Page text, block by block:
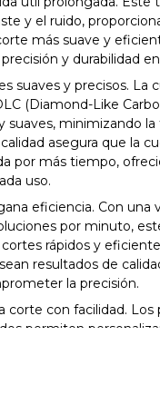
y el ruido,
más suave y
y durabilidad
suaves y precisos. La
(Diamond-Like
suaves, minimizando la
asegura que la
por más tiempo,
uso.
eficiencia. Con una
por minuto,
rápidos y
resultados de
la precisión.
corte con facilidad. Los
permiten
3, 4,5, 6, 10 y 13 mm.
de usar,
el estilo deseado.